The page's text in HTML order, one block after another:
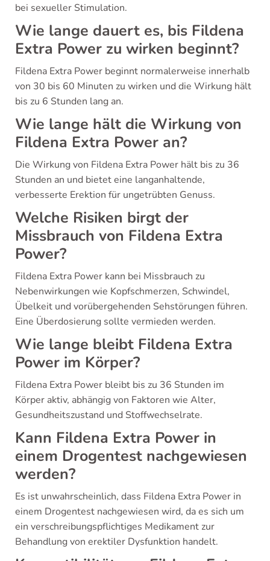
bei sexueller Stimulation.
Wie lange dauert es, bis Fildena
Extra Power zu wirken beginnt?
Fildena Extra Power beginnt normalerweise innerhalb
von 30 bis 60 Minuten zu wirken und die Wirkung hält
bis zu 6 Stunden lang an.
Wie lange hält die Wirkung von
Fildena Extra Power an?
Die Wirkung von Fildena Extra Power hält bis zu 36
Stunden an und bietet eine langanhaltende,
verbesserte Erektion für ungetrübten Genuss.
Welche Risiken birgt der
Missbrauch von Fildena Extra
Power?
Fildena Extra Power kann bei Missbrauch zu
Nebenwirkungen wie Kopfschmerzen, Schwindel,
Übelkeit und vorübergehenden Sehstörungen führen.
Eine Überdosierung sollte vermieden werden.
Wie lange bleibt Fildena Extra
Power im Körper?
Fildena Extra Power bleibt bis zu 36 Stunden im
Körper aktiv, abhängig von Faktoren wie Alter,
Gesundheitszustand und Stoffwechselrate.
Kann Fildena Extra Power in
einem Drogentest nachgewiesen
werden?
Es ist unwahrscheinlich, dass Fildena Extra Power in
einem Drogentest nachgewiesen wird, da es sich um
ein verschreibungspflichtiges Medikament zur
Behandlung von erektiler Dysfunktion handelt.